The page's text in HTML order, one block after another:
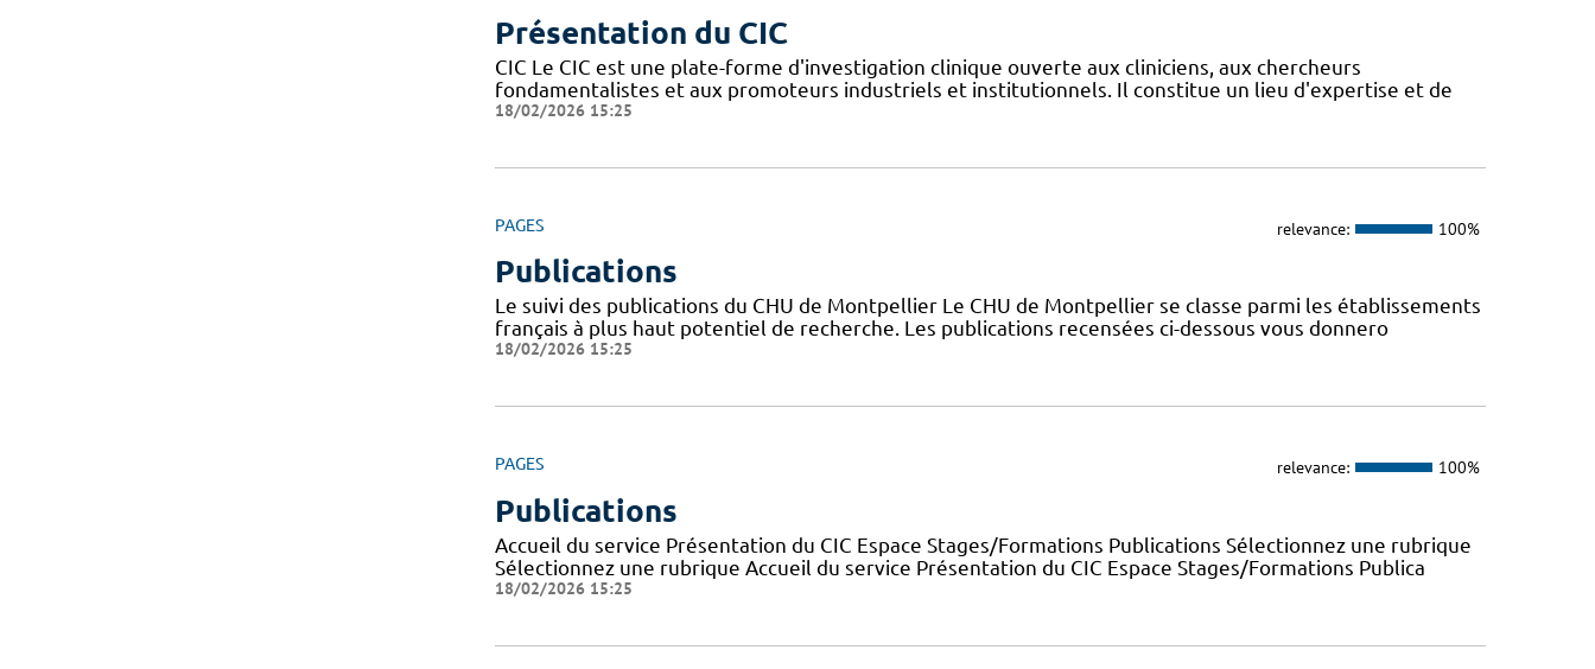
Présentation du CIC
CIC Le CIC est une plate-forme d'investigation clinique ouverte aux cliniciens, aux chercheurs
fondamentalistes et aux promoteurs industriels et institutionnels. Il constitue un lieu d'expertise et de
18/02/2026 15:25
PAGES relevance: 100%
Publications
Le suivi des publications du CHU de Montpellier Le CHU de Montpellier se classe parmi les établissements
français à plus haut potentiel de recherche. Les publications recensées ci-dessous vous donnero
18/02/2026 15:25
PAGES relevance: 100%
Publications
Accueil du service Présentation du CIC Espace Stages/Formations Publications Sélectionnez une rubrique
Sélectionnez une rubrique Accueil du service Présentation du CIC Espace Stages/Formations Publica
18/02/2026 15:25